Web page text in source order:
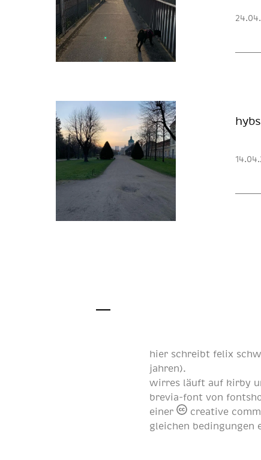
hier schreibtfelix
jahren).
wirres läuft auf kirby
brevia-font von
einer
creative
gleichen bedingungen